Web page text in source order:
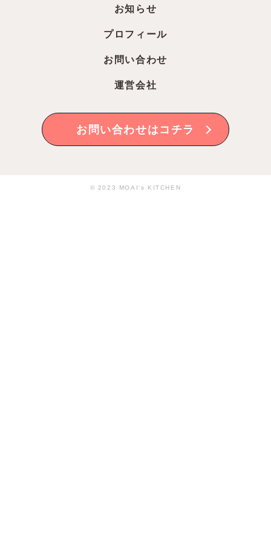
お知らせ
プロフィール
お問い合わせ
運営会社
お問い合わせはコチラ
© 2023 MOAI's KITCHEN